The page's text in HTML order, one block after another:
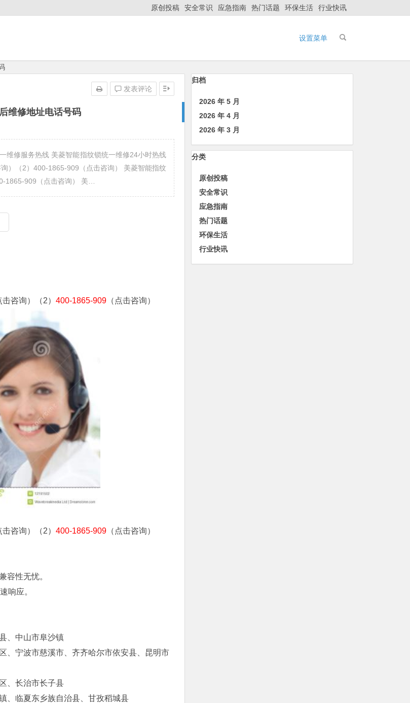
原创投稿 安全常识 应急指南 热门话题 环保生活 行业快讯
设置菜单
维修地址电话号码
发表评论
维修服务热线 美菱智能指纹锁统一维修24小时热线
）（2）400-1865-909（点击咨询） 美菱智能指纹
1865-909（点击咨询） 美…
击咨询）（2） 400-1865-909 （点击咨询）
击咨询）（2） 400-1865-909 （点击咨询）
容性无忧。
响应。
、中山市阜沙镇
、宁波市慈溪市、齐齐哈尔市依安县、昆明市
、长治市长子县
、临夏东乡族自治县、甘孜稻城县
归档
2026 年 5 月
2026 年 4 月
2026 年 3 月
分类
原创投稿
安全常识
应急指南
热门话题
环保生活
行业快讯